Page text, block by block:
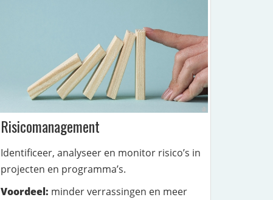
Risicomanagement
Identificeer, analyseer en monitor risico’s in
projecten en programma’s.
Voordeel: minder verrassingen en meer